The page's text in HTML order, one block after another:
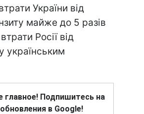
України від
майже до 5 разів
Росії від
українським
главное! Подпишитесь на
в Google!